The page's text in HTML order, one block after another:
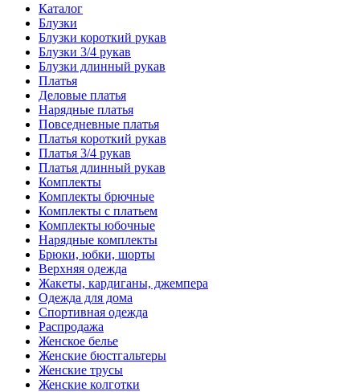
Каталог
Блузки
Блузки короткий рукав
Блузки 3/4 рукав
Блузки длинный рукав
Платья
Деловые платья
Нарядные платья
Повседневные платья
Платья короткий рукав
Платья 3/4 рукав
Платья длинный рукав
Комплекты
Комплекты брючные
Комплекты с платьем
Комплекты юбочные
Нарядные комплекты
Брюки, юбки, шорты
Верхняя одежда
Жакеты, кардиганы, джемпера
Одежда для дома
Спортивная одежда
Распродажа
Женское белье
Женские бюстгальтеры
Женские трусы
Женские колготки